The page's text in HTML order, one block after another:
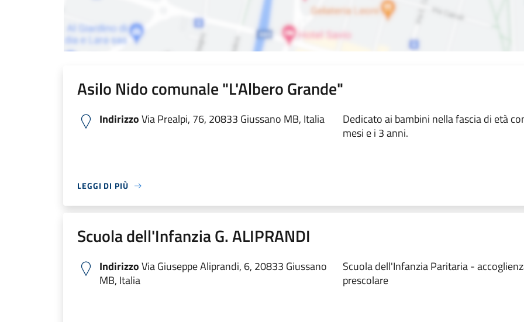
Asilo Nido comunale "L'Albero Grande"
IndirizzoVia Prealpi, 76, 20833 Giussano MB, Italia
Dedicato ai bambini nella fascia di età
mesi e i 3 anni.
LEGGI DI PIÙ
Scuola dell'Infanzia G. ALIPRANDI
IndirizzoVia Giuseppe Aliprandi, 6, 20833 Giussano
MB, Italia
Scuola dell'Infanzia Paritaria -
prescolare